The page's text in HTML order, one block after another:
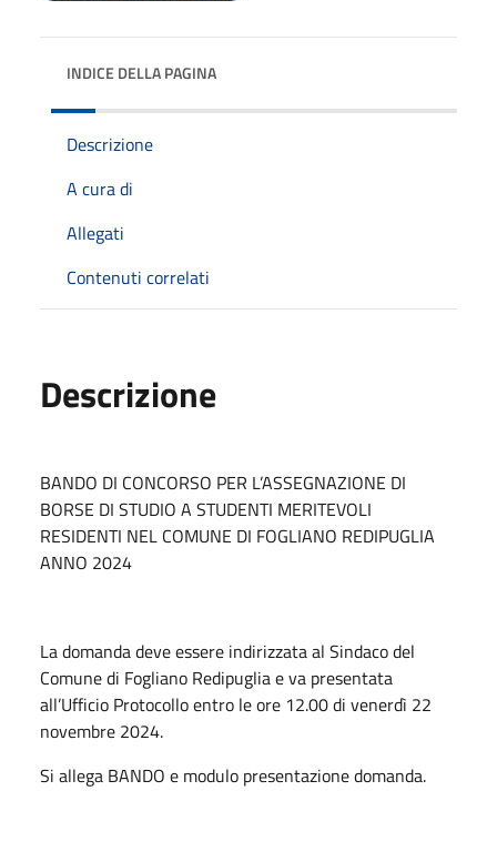
INDICE DELLA PAGINA
Descrizione
A cura di
Allegati
Contenuti correlati
Descrizione
BANDO DI CONCORSO PER L’ASSEGNAZIONE DI
BORSE DI STUDIO A STUDENTI MERITEVOLI
RESIDENTI NEL COMUNE DI FOGLIANO REDIPUGLIA
ANNO 2024
La domanda deve essere indirizzata al Sindaco del
Comune di Fogliano Redipuglia e va presentata
all’Ufficio Protocollo entro le ore 12.00 di venerdì 22
novembre 2024.
Si allega BANDO e modulo presentazione domanda.